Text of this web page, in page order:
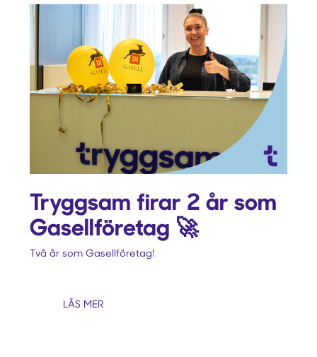
Tryggsam firar 2 år som
Gasellföretag 🚀
Två år som Gasellföretag!
LÄS MER